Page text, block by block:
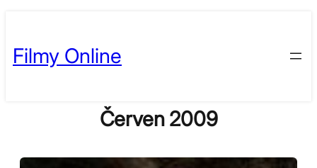
content
Filmy Online
Červen 2009